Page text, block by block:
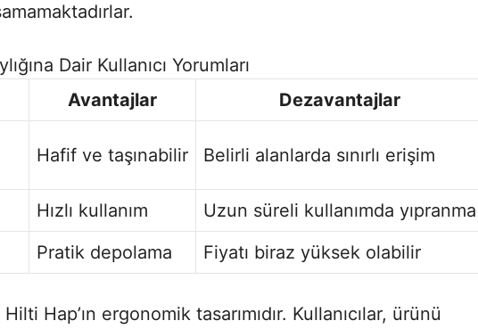
Dair Kullanıcı Yorumları
Avantajlar
Dezavantajlar
Hafif ve taşınabilir Belirli alanlarda sınırlı erişim
Hızlı kullanım
Uzun süreli kullanımda yıpranma
Pratik depolama Fiyatı biraz yüksek olabilir
Hap’ın ergonomik tasarımıdır. Kullanıcılar, ürünü